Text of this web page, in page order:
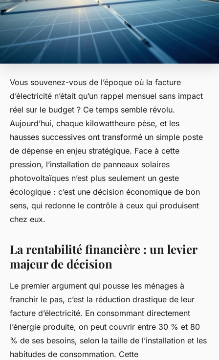
Vous souvenez-vous de l’époque où la facture
d’électricité n’était qu’un rappel mensuel sans impact
réel sur le budget ? Ce temps semble révolu.
Aujourd’hui, chaque kilowattheure pèse, et les
hausses successives ont transformé un simple poste
de dépense en enjeu stratégique. Face à cette
pression, l’installation de panneaux solaires
photovoltaïques n’est plus seulement un geste
écologique : c’est une décision économique de bon
sens, qui redonne le contrôle à ceux qui produisent
chez eux.
La rentabilité financière : un levier
majeur de décision
Le premier argument qui pousse les ménages à
franchir le pas, c’est la réduction drastique de leur
facture d’électricité. En consommant directement
l’énergie produite, on peut couvrir entre 30 % et 80
% de ses besoins, selon la taille de l’installation et les
habitudes de consommation. Cette